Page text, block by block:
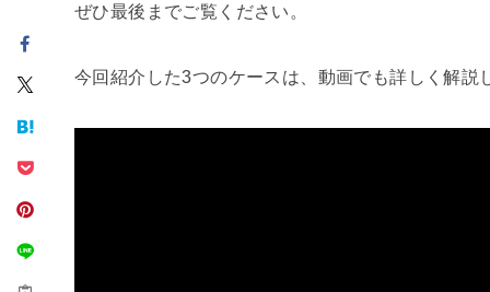
ぜひ最後までご覧ください。
今回紹介した3つのケースは、動画でも詳しく解説